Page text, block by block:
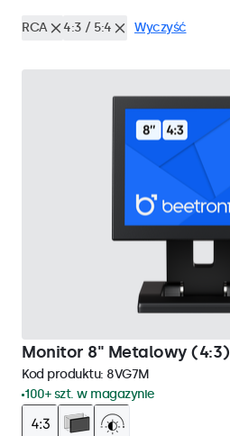
RCA 4:3 / 5:4 Wyczyść
Monitor 8" Metalowy (4:3)
Kod produktu: 8VG7M
100+ szt. w magazynie